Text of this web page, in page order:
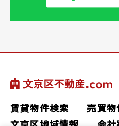
賃貸物件検索
売買物